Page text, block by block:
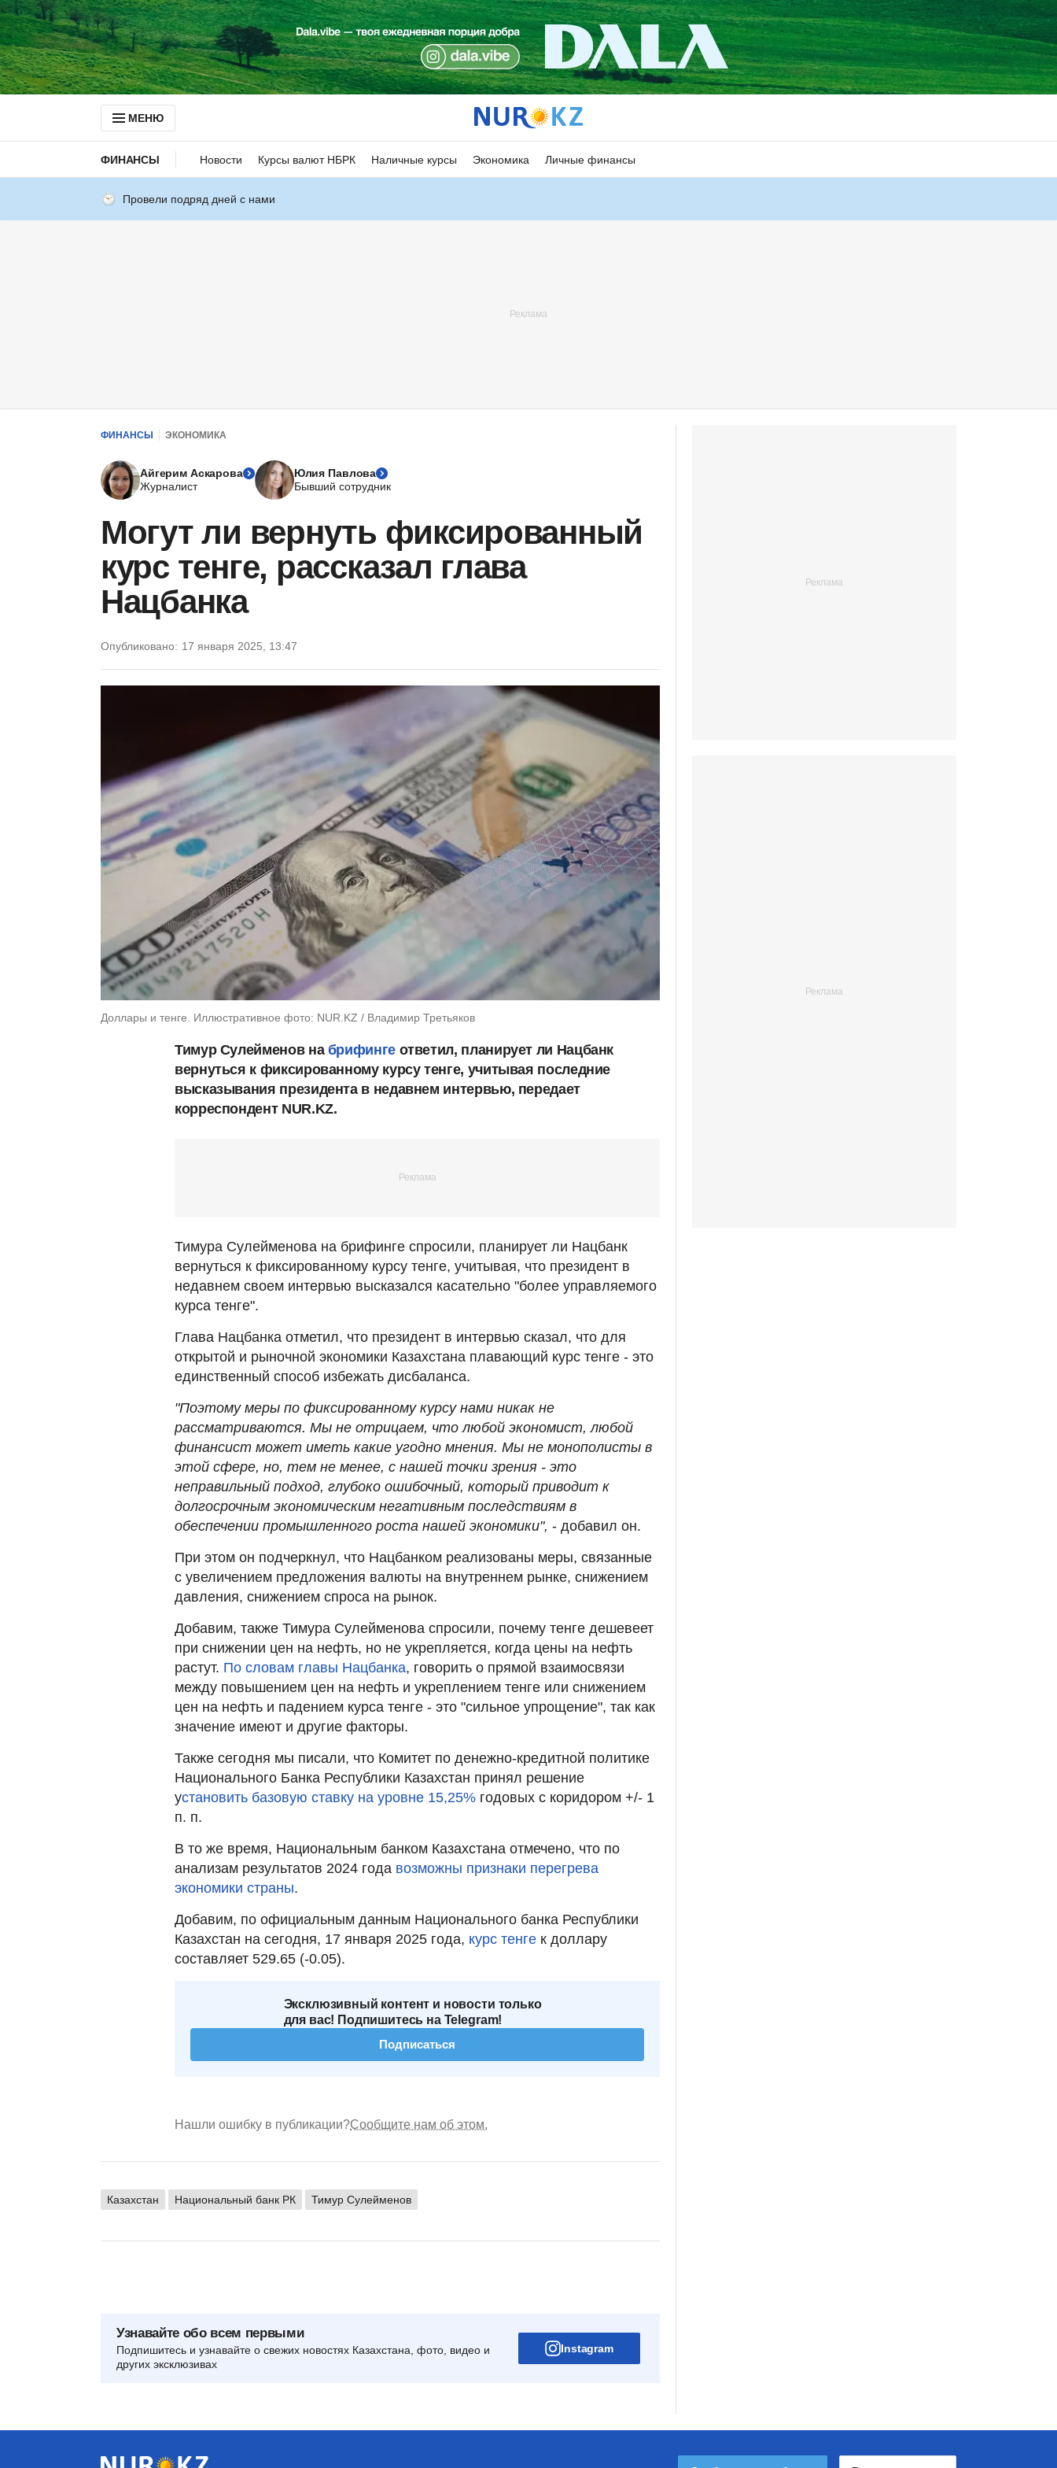
МЕНЮ
ФИНАНСЫ Новости Курсы валют НБРК Наличные курсы Экономика Личные финансы
Провели подряд дней с нами
ФИНАНСЫ ЭКОНОМИКА
Айгерим Аскарова
Журналист
Юлия Павлова
Бывший сотрудник
Могут ли вернуть фиксированный
курс тенге, рассказал глава
Нацбанка
Опубликовано: 17 января 2025, 13:47
Доллары и тенге. Иллюстративное фото: NUR.KZ / Владимир Третьяков
Тимур Сулейменов на брифингеответил, планирует ли Нацбанк
вернуться к фиксированному курсу тенге, учитывая последние
высказывания президента в недавнем интервью, передает
корреспондент NUR.KZ.
Тимура Сулейменова на брифинге спросили, планирует ли Нацбанк
вернуться к фиксированному курсу тенге, учитывая, что президент в
недавнем своем интервью высказался касательно "более управляемого
курса тенге".
Глава Нацбанка отметил, что президент в интервью сказал, что для
открытой и рыночной экономики Казахстана плавающий курс тенге - это
единственный способ избежать дисбаланса.
"Поэтому меры по фиксированному курсу нами никак не
рассматриваются. Мы не отрицаем, что любой экономист, любой
финансист может иметь какие угодно мнения. Мы не монополисты в
этой сфере, но, тем не менее, с нашей точки зрения - это
неправильный подход, глубоко ошибочный, который приводит к
долгосрочным экономическим негативным последствиям в
обеспечении промышленного роста нашей экономики", - добавил он.
При этом он подчеркнул, что Нацбанком реализованы меры, связанные
с увеличением предложения валюты на внутреннем рынке, снижением
давления, снижением спроса на рынок.
Добавим, также Тимура Сулейменова спросили, почему тенге дешевеет
при снижении цен на нефть, но не укрепляется, когда цены на нефть
растут. По словам главы Нацбанка, говорить о прямой взаимосвязи
между повышением цен на нефть и укреплением тенге или снижением
цен на нефть и падением курса тенге - это "сильное упрощение", так как
значение имеют и другие факторы.
Также сегодня мы писали, что Комитет по денежно-кредитной политике
Национального Банка Республики Казахстан принял решение
установить базовую ставку на уровне 15,25% годовых с коридором +/- 1
п. п.
В то же время, Национальным банком Казахстана отмечено, что по
анализам результатов 2024 года возможны признаки перегрева
экономики страны.
Добавим, по официальным данным Национального банка Республики
Казахстан на сегодня, 17 января 2025 года, курс тенге к доллару
составляет 529.65 (-0.05).
Эксклюзивный контент и новости только
для вас! Подпишитесь на Telegram!
Подписаться
Нашли ошибку в публикации?Сообщите нам об этом.
Казахстан Национальный банк РК Тимур Сулейменов
Узнавайте обо всем первыми
Подпишитесь и узнавайте о свежих новостях Казахстана, фото, видео и
других эксклюзивах
Instagram